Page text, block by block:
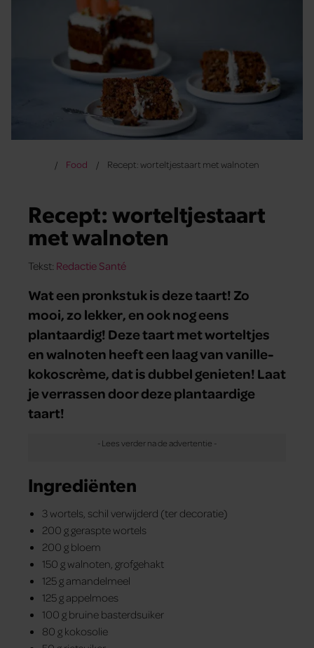
Food Recept: worteltjestaart met walnoten
Recept: worteltjestaart
met walnoten
Tekst: Redactie Santé
Wat een pronkstuk is deze taart! Zo
mooi, zo lekker, en ook nog eens
plantaardig! Deze taart met worteltjes
en walnoten heeft een laag van vanille-
kokoscrème, dat is dubbel genieten! Laat
je verrassen door deze plantaardige
taart!
Ingrediënten
3 wortels, schil verwijderd (ter decoratie)
200 g geraspte wortels
200 g bloem
150 g walnoten, grofgehakt
125 g amandelmeel
125 g appelmoes
100 g bruine basterdsuiker
80 g kokosolie